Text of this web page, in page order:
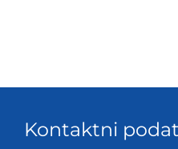
Kontaktni